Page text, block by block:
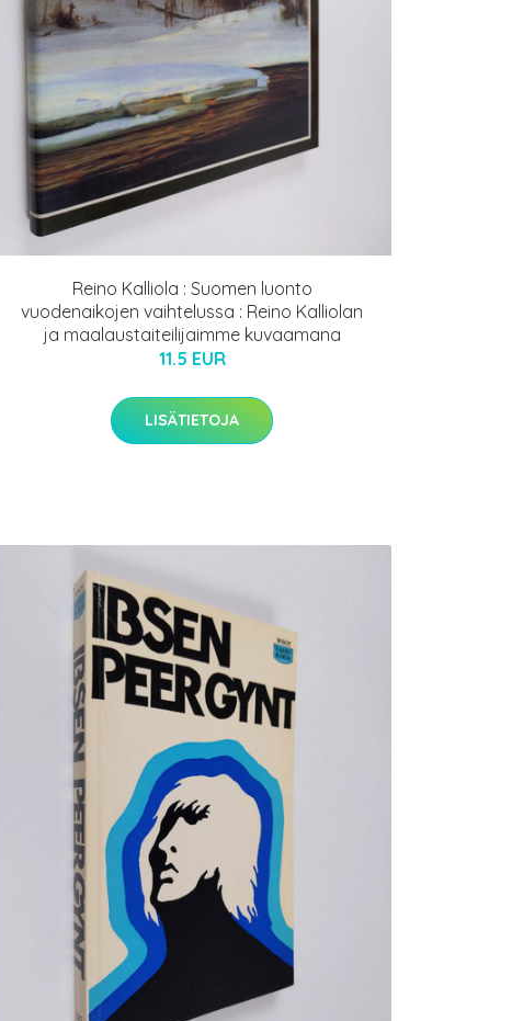
Reino Kalliola : Suomen luonto
vuodenaikojen vaihtelussa : Reino Kalliolan
ja maalaustaiteilijaimme kuvaamana
11.5 EUR
LISÄTIETOJA